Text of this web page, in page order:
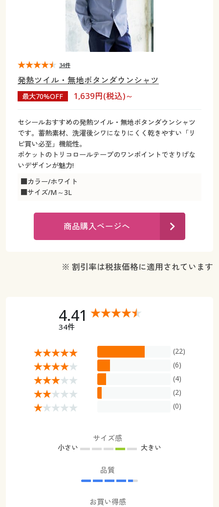
カーテン・ラグ・ファブリック
ジュニア・ティーンズ下着
大きいサイズ通販すべて
大きいサイズ レディース服
大きいサイズ レディース下着
大きいサイズ メンズ
大きいサイズ 事務・制服
カタログ
カタログ・チラシからのご注文
デジタルカタログ
カタログ無料プレゼント
ご利用ガイド
よくある質問とお問い合わせ
ジュニア・ティーンズ下着
大きいサイズ レディース服
大きいサイズ レディース下着
大きいサイズ メンズ
大きいサイズ 事務・制服
カタログ
カタログ・チラシからのご注文
カタログ無料プレゼント
会員メニュー
マイページ
閲覧履歴
よくある質問とお問い合わせ
発熱ツイル・無地ボタンダウンシャツ
最大70%OFF 1,639円(税込)～
セシールおすすめの発熱ツイル・無地ボタンダウンシャツ
です。蓄熱素材、洗濯後シワになりにくく乾きやすい「リ
ピ買い必至」機能性。
ポケットのトリコロールテープのワンポイントでさりげな
いデザインが魅力!
■カラー/ホワイト
■サイズ/M～3L
34件
商品購入ページへ
※ 割引率は税抜価格に適用されています
4.41
34件
(22)
(6)
(4)
(2)
(0)
サイズ感
小さい 大きい
品質
お買い得感